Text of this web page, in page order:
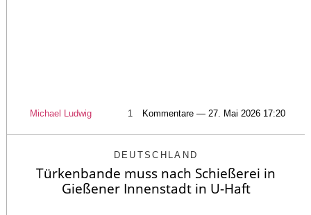
Michael Ludwig 1 Kommentare — 27. Mai 2026 17:20
DEUTSCHLAND
Türkenbande muss nach Schießerei in
Gießener Innenstadt in U-Haft